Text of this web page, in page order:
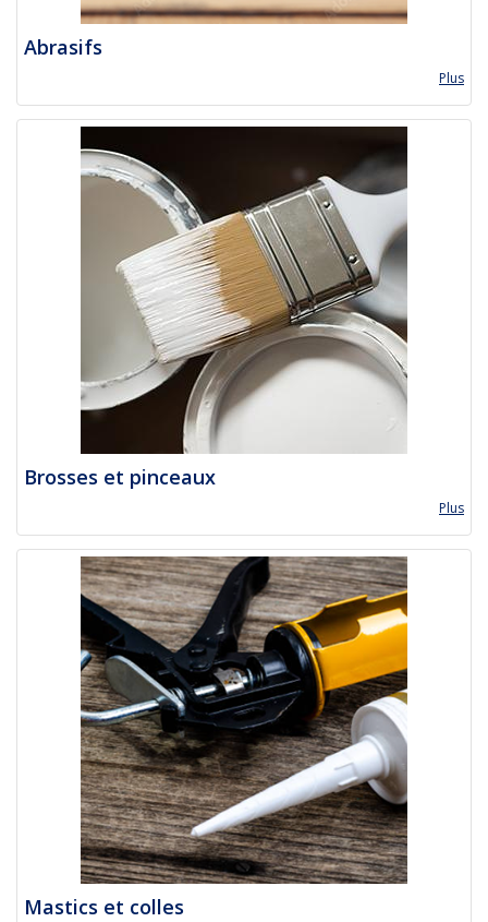
Abrasifs
Plus
Brosses et pinceaux
Plus
Mastics et colles